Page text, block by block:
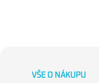
VŠE O NÁKUPU